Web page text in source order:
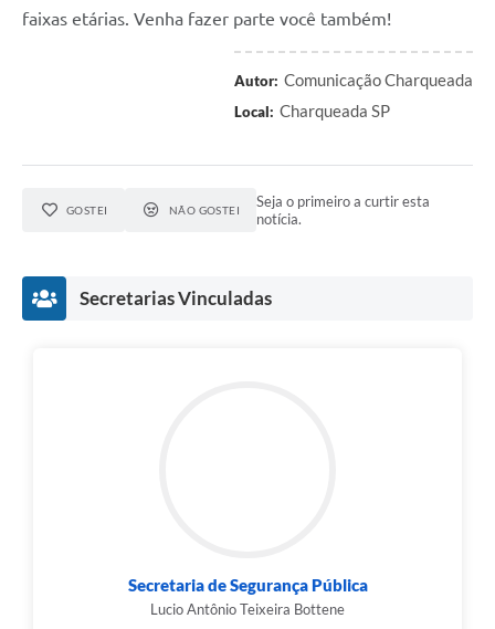
faixas etárias. Venha fazer parte você também!
Autor: Comunicação Charqueada
Local: Charqueada SP
GOSTEI NÃO GOSTEI
Seja o primeiro a curtir esta
notícia.
Secretarias Vinculadas
Secretaria de Segurança Pública
Lucio Antônio Teixeira Bottene